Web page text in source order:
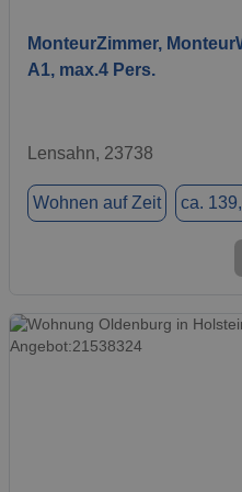
MonteurZimmer,
A1, max.4 Pers.
Lensahn, 23738
Wohnen auf Zeit ca.